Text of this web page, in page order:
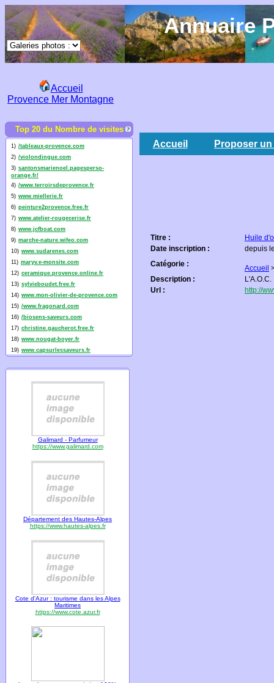
Annuaire
Accueil
Provence Mer Montagne
Top 20 du Nombre de visites
1) /tableaux-provence.com
2) /violondingue.com
3) santonsmarienoel.pagesperso-
orange.fr/
4) /www.terroirsdeprovence.fr
5) www.miellerie.fr
6) peinture2provence.free.fr
7) www.atelier-rougecerise.fr
8) www.jcfboat.com
9) marche-nature.wifeo.com
10) www.sudarenes.com
11) maryv.e-monsite.com
12) ceramique.provence.online.fr
13) sylvieboudet.free.fr
14) www.mon-olivier-de-provence.com
15) /www.fragonard.com
16) /biosens-saveurs.com
17) christine.gaucherot.free.fr
18) www.nougat-boyer.fr
19) www.capsurlessaveurs.fr
Galimard - Parfumeur
https://www.galimard.com
Département des Hautes-Alpes
https://www.hautes-alpes.fr
Cote d'Azur : tourisme dans les Alpes
Maritimes
https://www.cote.azur.fr
Accueil Proposer
Titre :
Huile
Date inscription :
depuis
Catégorie :
Accueil
Description :
Url :
http://